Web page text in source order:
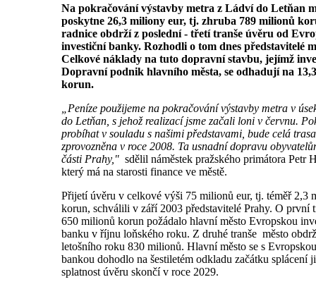
Na pokračování výstavby metra z Ládví do Letňan
poskytne 26,3 miliony eur, tj. zhruba 789 milionů
radnice obdrží z poslední - třetí tranše úvěru od
investiční banky. Rozhodli o tom dnes představitelé
Celkové náklady na tuto dopravní stavbu, jejímž
Dopravní podnik hlavního města, se odhadují na
korun.
„Peníze použijeme na pokračování výstavby metra v
do Letňan, s jehož realizací jsme začali loni v červnu.
probíhat v souladu s našimi představami, bude celá trasa
zprovozněna v roce 2008. Ta usnadní dopravu
části Prahy," sdělil náměstek pražského primátora Petr
který má na starosti finance ve městě.
Přijetí úvěru v celkové výši 75 milionů eur, tj. téměř 2,3
korun, schválili v září 2003 představitelé Prahy. O první
650 milionů korun požádalo hlavní město Evropskou
banku v říjnu loňského roku. Z druhé tranše město
letošního roku 830 milionů. Hlavní město se s
bankou dohodlo na šestiletém odkladu začátku splácení
splatnost úvěru skončí v roce 2029.